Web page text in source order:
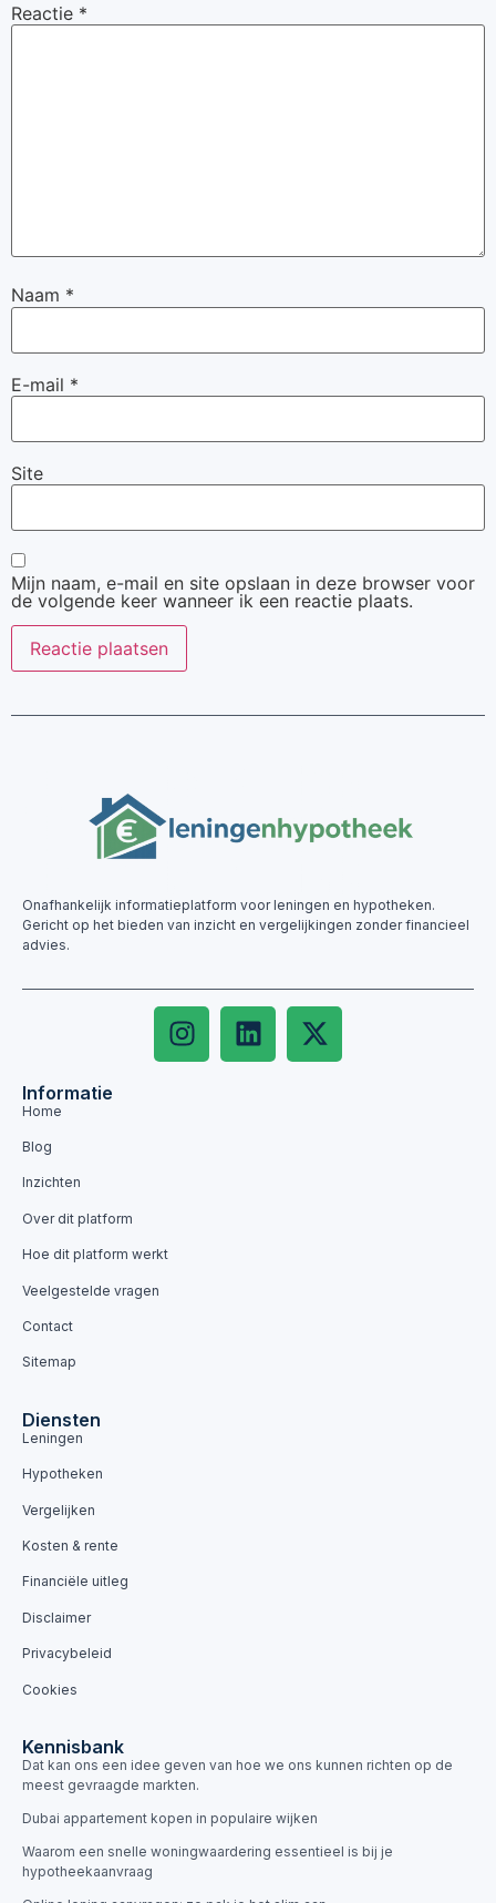
Reactie *
Naam *
E-mail *
Site
Mijn naam, e-mail en site opslaan in deze browser voor
de volgende keer wanneer ik een reactie plaats.
Onafhankelijk informatieplatform voor leningen en hypotheken.
Gericht op het bieden van inzicht en vergelijkingen zonder financieel
advies.
Informatie
Home
Blog
Inzichten
Over dit platform
Hoe dit platform werkt
Veelgestelde vragen
Contact
Sitemap
Diensten
Leningen
Hypotheken
Vergelijken
Kosten & rente
Financiële uitleg
Disclaimer
Privacybeleid
Cookies
Kennisbank
Dat kan ons een idee geven van hoe we ons kunnen richten op de
meest gevraagde markten.
Dubai appartement kopen in populaire wijken
Waarom een snelle woningwaardering essentieel is bij je
hypotheekaanvraag